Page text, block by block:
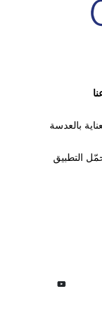
بالعدسة
التطبيق
YouTube